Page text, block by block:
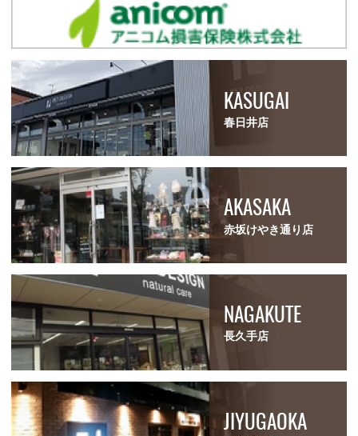
KASUGAI
春日井店
AKASAKA
赤坂けやき通り店
NAGAKUTE
長久手店
JIYUGAOKA